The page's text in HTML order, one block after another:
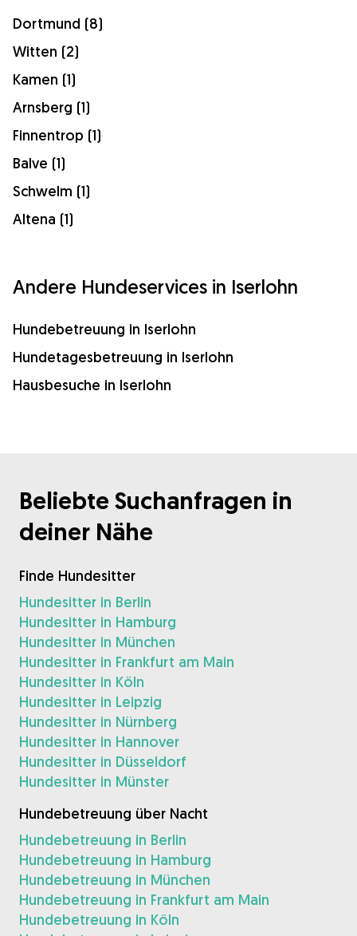
Dortmund (8)
Witten (2)
Kamen (1)
Arnsberg (1)
Finnentrop (1)
Balve (1)
Schwelm (1)
Altena (1)
Andere Hundeservices in Iserlohn
Hundebetreuung in Iserlohn
Hundetagesbetreuung in Iserlohn
Hausbesuche in Iserlohn
Beliebte Suchanfragen in
deiner Nähe
Finde Hundesitter
Hundesitter in Berlin
Hundesitter in Hamburg
Hundesitter in München
Hundesitter in Frankfurt am Main
Hundesitter in Köln
Hundesitter in Leipzig
Hundesitter in Nürnberg
Hundesitter in Hannover
Hundesitter in Düsseldorf
Hundesitter in Münster
Hundebetreuung über Nacht
Hundebetreuung in Berlin
Hundebetreuung in Hamburg
Hundebetreuung in München
Hundebetreuung in Frankfurt am Main
Hundebetreuung in Köln